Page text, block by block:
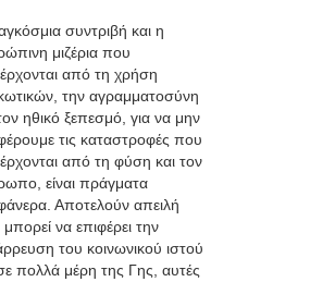
συντριβή και η
μιζέρια που
από τη χρήση
την αγραμματοσύνη
ηθικό ξεπεσμό, για να μην
τις καταστροφές που
από τη φύση και τον
είναι πράγματα
Αποτελούν απειλή
να επιφέρει την
του κοινωνικού ιστού
πολλά μέρη της Γης, αυτές